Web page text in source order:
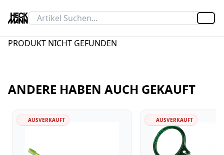
PRODUKT NICHT GEFUNDEN
ANDERE HABEN AUCH GEKAUFT
AUSVERKAUFT AUSVERKAUFT